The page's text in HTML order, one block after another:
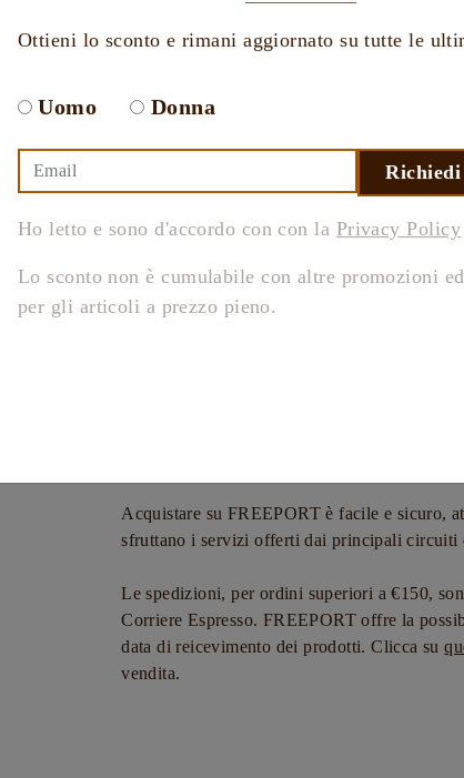
alla Newsletter e ricevi uno sconto del
Ottieni lo sconto e rimani aggiornato su tutte le
Uomo Donna
Aggiungi al
FREEPORT è rivenditore autorizzato di
L'autenticità degli articoli è garantita dal
Acquistare su FREEPORT è facile e sicuro,
sfruttano i servizi offerti dai principali circuiti
Le spedizioni, per ordini superiori a €150,
Corriere Espresso. FREEPORT offre la
data di reicevimento dei prodotti. Clicca su
vendita.